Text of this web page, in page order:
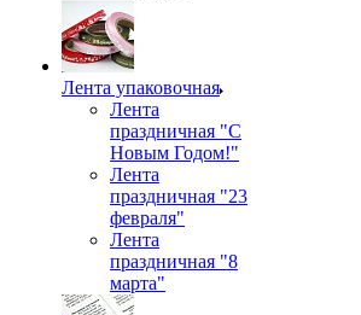
Лента упаковочная
Лента
праздничная "С
Новым Годом!"
Лента
праздничная "23
февраля"
Лента
праздничная "8
марта"